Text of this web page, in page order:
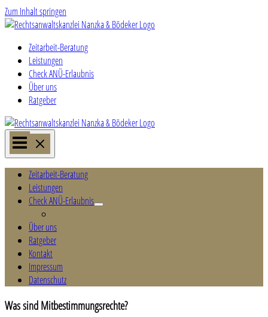
Zum Inhalt springen
Zeitarbeit-Beratung
Leistungen
Check ANÜ-Erlaubnis
Über uns
Ratgeber
Zeitarbeit-Beratung
Leistungen
Check ANÜ-Erlaubnis
Über uns
Ratgeber
Kontakt
Impressum
Datenschutz
Was sind Mitbestimmungsrechte?